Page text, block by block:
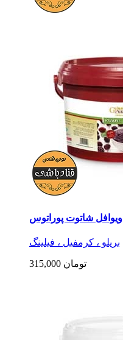
ویوافل شاتوت پوراتوس
بریلو ، کرمفیل ، فیلینگ
315,000 تومان